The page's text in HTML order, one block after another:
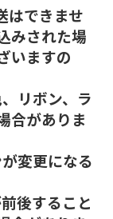
はできませ
みされた場
いますの
リボン、ラ
合がありま
変更になる
後すること